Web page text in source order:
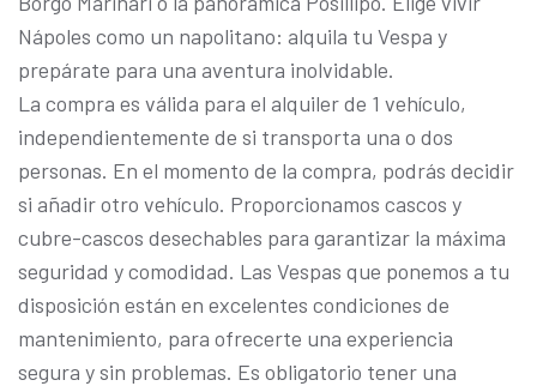
Nápoles como un napolitano: alquila tu Vespa y
prepárate para una aventura inolvidable.
La compra es válida para el alquiler de 1 vehículo,
independientemente de si transporta una o dos
personas. En el momento de la compra, podrás decidir
si añadir otro vehículo. Proporcionamos cascos y
cubre-cascos desechables para garantizar la máxima
seguridad y comodidad. Las Vespas que ponemos a tu
disposición están en excelentes condiciones de
mantenimiento, para ofrecerte una experiencia
segura y sin problemas. Es obligatorio tener una